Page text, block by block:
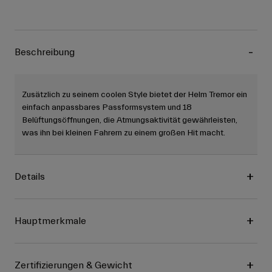
Beschreibung
Zusätzlich zu seinem coolen Style bietet der Helm Tremor ein
einfach anpassbares Passformsystem und 18
Belüftungsöffnungen, die Atmungsaktivität gewährleisten,
was ihn bei kleinen Fahrern zu einem großen Hit macht.
Details
Hauptmerkmale
Zertifizierungen & Gewicht